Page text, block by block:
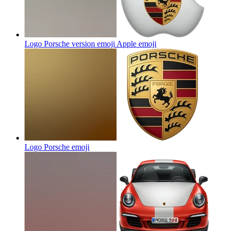
Logo Porsche version emoji Apple emoji
Logo Porsche emoji